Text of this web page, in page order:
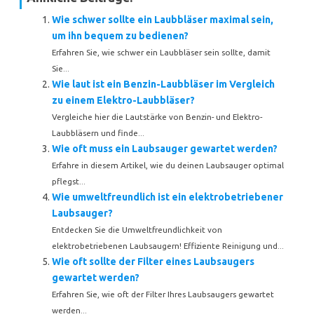
Wie schwer sollte ein Laubbläser maximal sein,
um ihn bequem zu bedienen?
Erfahren Sie, wie schwer ein Laubbläser sein sollte, damit
Sie...
Wie laut ist ein Benzin-Laubbläser im Vergleich
zu einem Elektro-Laubbläser?
Vergleiche hier die Lautstärke von Benzin- und Elektro-
Laubbläsern und finde...
Wie oft muss ein Laubsauger gewartet werden?
Erfahre in diesem Artikel, wie du deinen Laubsauger optimal
pflegst...
Wie umweltfreundlich ist ein elektrobetriebener
Laubsauger?
Entdecken Sie die Umweltfreundlichkeit von
elektrobetriebenen Laubsaugern! Effiziente Reinigung und...
Wie oft sollte der Filter eines Laubsaugers
gewartet werden?
Erfahren Sie, wie oft der Filter Ihres Laubsaugers gewartet
werden...